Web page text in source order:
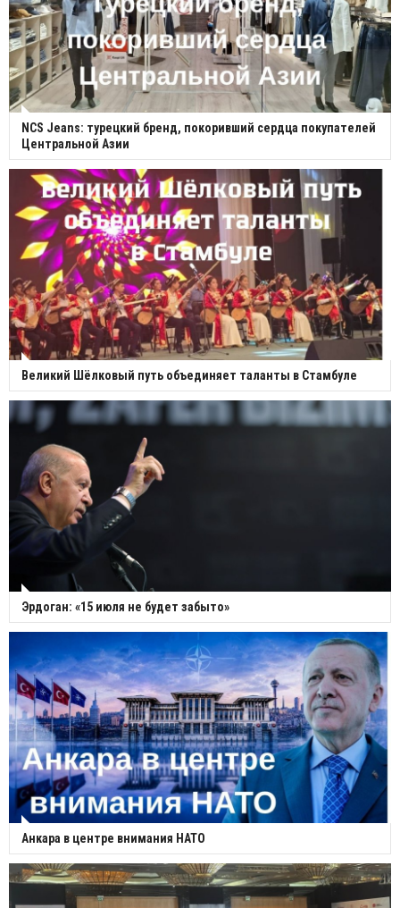
NCS Jeans: турецкий бренд, покоривший сердца покупателей
Центральной Азии
Великий Шёлковый путь объединяет таланты в Стамбуле
Эрдоган: «15 июля не будет забыто»
Анкара в центре внимания НАТО